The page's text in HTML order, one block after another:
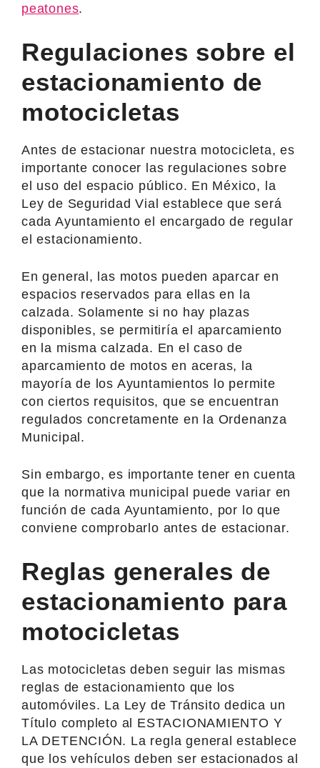
peatones.
Regulaciones sobre el
estacionamiento de
motocicletas
Antes de estacionar nuestra motocicleta, es
importante conocer las regulaciones sobre
el uso del espacio público. En México, la
Ley de Seguridad Vial establece que será
cada Ayuntamiento el encargado de regular
el estacionamiento.
En general, las motos pueden aparcar en
espacios reservados para ellas en la
calzada. Solamente si no hay plazas
disponibles, se permitiría el aparcamiento
en la misma calzada. En el caso de
aparcamiento de motos en aceras, la
mayoría de los Ayuntamientos lo permite
con ciertos requisitos, que se encuentran
regulados concretamente en la Ordenanza
Municipal.
Sin embargo, es importante tener en cuenta
que la normativa municipal puede variar en
función de cada Ayuntamiento, por lo que
conviene comprobarlo antes de estacionar.
Reglas generales de
estacionamiento para
motocicletas
Las motocicletas deben seguir las mismas
reglas de estacionamiento que los
automóviles. La Ley de Tránsito dedica un
Título completo al ESTACIONAMIENTO Y
LA DETENCIÓN. La regla general establece
que los vehículos deben ser estacionados al